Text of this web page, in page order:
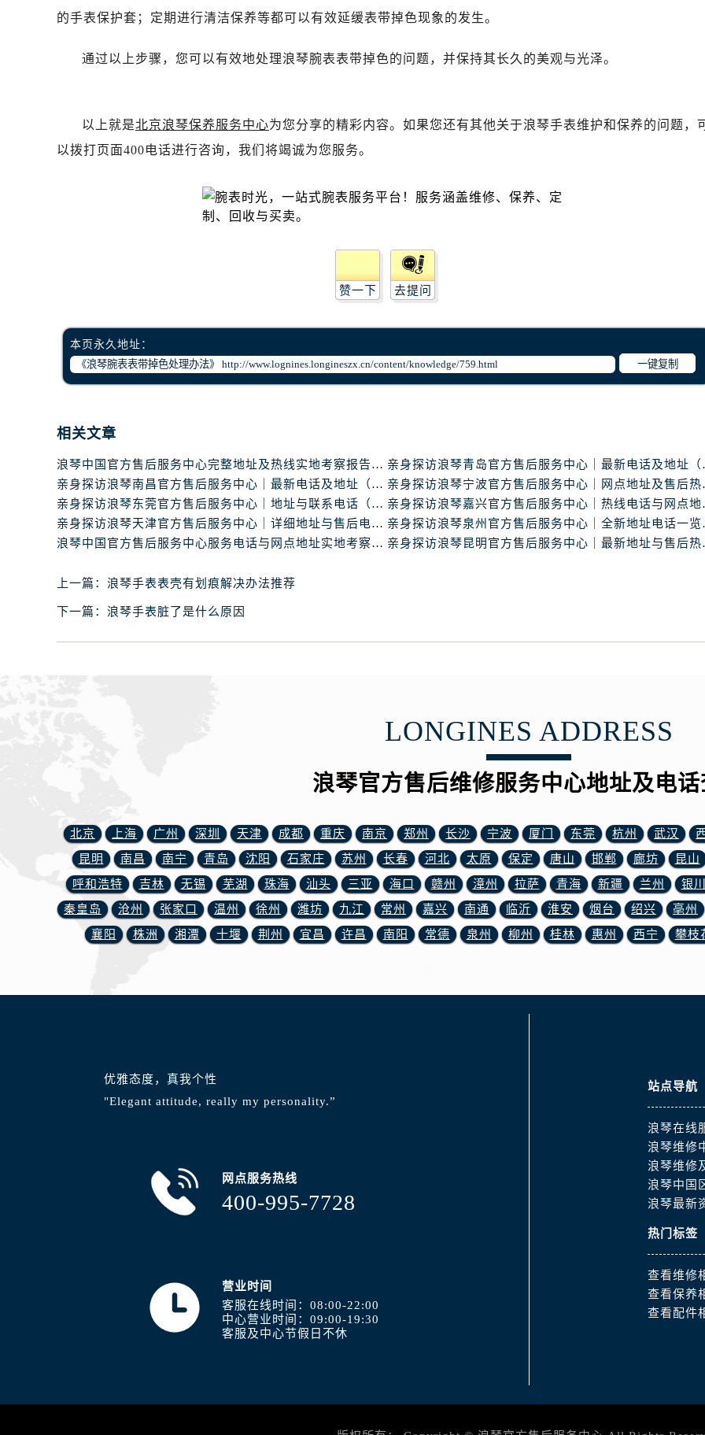
台州市椒江区东海大道1800号腾达中心东1幢20楼2002室（需提前预约）
重庆市解放碑渝中区民权路28号英利国际金融中心写字楼20层01室（需提前预约）
黑龙江省黑河市爱辉区中央街浪琴售后服务中心（需提前预约）
黑龙江省鸡西市鸡冠区红军路浪琴售后服务中心（需提前预约）
黑龙江省牡丹江市东安区太平路浪琴售后服务中心（需提前预约）
黑龙江省七台河市桃山区大同街浪琴售后服务中心（需提前预约）
黑龙江省齐齐哈尔市龙沙区龙华路浪琴售后服务中心（需提前预约）
黑龙江省伊春市伊美区通河路浪琴售后服务中心（需提前预约）
吉林省白城市洮北区明仁南街浪琴售后服务中心（需提前预约）
吉林省梅河口市新华街道梅河大街浪琴售后服务中心（需提前预约）
吉林省四平市铁东区紫气大路与南九经街交汇处浪琴售后服务中心（需提前预约）
吉林省松原市宁江区五环大街浪琴售后服务中心（需提前预约）
吉林省通化市东昌区环通乡江南大街浪琴售后服务中心（需提前预约）
辽宁省鞍山市铁东区站前街浪琴售后服务中心（需提前预约）
辽宁省本溪市平山区胜利路浪琴售后服务中心（需提前预约）
辽宁省锦州市古塔区中央大街浪琴售后服务中心（需提前预约）
辽宁省辽阳市白塔区新运大街浪琴售后服务中心（需提前预约）
辽宁省盘锦市兴隆台区石油大街浪琴售后服务中心（需提前预约）
辽宁省营口市站前区市府路与渤海大街交叉口浪琴售后服务中心（需提前预约）
辽宁省沈阳市沈河区中街路137号亨得利名表维修授权店1楼浪琴售后服务中心（需提前预约）
辽宁省沈阳市沈河区中街路83号亨得利名表维修授权店1楼浪琴售后服务中心（需提前预约）
北京市朝阳区建国门外大街甲6号华熙国际中心D座11层1102室浪琴售后服务中心（需提前预约）
北京市东城区东长安街1号王府井东方广场W3座6层602室浪琴售后服务中心（需提前预约）
河北省保定市竞秀区朝阳北大街北国先天下浪琴售后服务中心（需提前预约）
内蒙古自治区通辽市科尔沁区明仁大街浪琴售后服务中心（需提前预约）
内蒙古自治区乌海市海勃湾区人民南路浪琴售后服务中心（需提前预约）
内蒙古自治区锡林郭勒盟市锡林浩特市光明街与额尔敦路交叉口浪琴售后服务中心（需提前预约）
内蒙古自治区兴安盟市乌兰浩特市兴安大街浪琴售后服务中心（需提前预约）
山西省大同市平城区迎宾街浪琴售后服务中心（需提前预约）
山西省吕梁市离石区永宁中路与建设街交叉口浪琴售后服务中心（需提前预约）
山西省朔州市朔城区怡西路与鄯阳西街交汇处浪琴售后服务中心（需提前预约）
山西省忻州市忻府区和平东街与七一南路交叉口浪琴售后服务中心（需提前预约）
的手表保护套；定期进行清洁保养等都可以有效延缓表带掉色现象的发生。
通过以上步骤，您可以有效地处理浪琴腕表表带掉色的问题，并保持其长久的美观与光泽。
以上就是北京浪琴保养服务中心为您分享的精彩内容。如果您还有其他关于浪琴手表维护和保养的问题，
以拨打页面400电话进行咨询，我们将竭诚为您服务。
赞一下 去提问
本页永久地址：
一键复制
相关文章
浪琴中国官方售后服务中心完整地址及热线实地考察报告+多信源验证（2026年7月最新）
亲身探访
亲身探访浪琴南昌官方售后服务中心｜最新电话及地址（2026年7月最新）
亲身探访浪
亲身探访浪琴东莞官方售后服务中心｜地址与联系电话（2026年7月最新）
亲身探访浪
亲身探访浪琴天津官方售后服务中心｜详细地址与售后电话（2026年7月最新）
亲身探访浪
浪琴中国官方售后服务中心服务电话与网点地址实地考察报告_多信源验证（2026年7月最新）
亲身探访浪
上一篇： 浪琴手表表壳有划痕解决办法推荐
下一篇： 浪琴手表脏了是什么原因
LONGINES ADDRESS
浪琴官方售后维修服务中心地址及电话
北京 上海 广州 深圳 天津 成都 重庆 南京 郑州 长沙 宁波 厦门 东莞 杭州 武汉
昆明
南昌 南宁 青岛 沈阳 石家庄 苏州 长春 河北 太原 保定 唐山 邯郸 廊坊 昆山
呼和浩特
吉林 无锡 芜湖 珠海 汕头 三亚 海口 赣州 漳州 拉萨 青海 新疆 兰州 银川
秦皇岛
沧州 张家口 温州 徐州 潍坊 九江 常州 嘉兴 南通 临沂 淮安 烟台 绍兴 亳州
襄阳
株洲 湘潭 十堰 荆州 宜昌 许昌 南阳 常德 泉州 柳州 桂林 惠州 西宁 攀枝
优雅态度，真我个性
"Elegant attitude, really my personality.”
网点服务热线
400-995-7728
营业时间
客服在线时间：08:00-22:00
中心营业时间：09:00-19:30
客服及中心节假日不休
站点导航
浪琴在线
浪琴维修
浪琴维修
浪琴中国
浪琴最新
热门标签
查看维修
查看保养
查看配件